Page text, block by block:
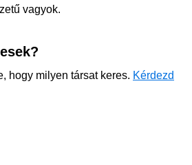
vagyok.
hogy milyen társat keres. Kérdezd